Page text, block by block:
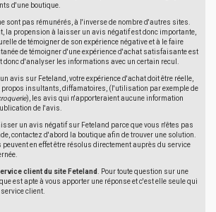
d'une boutique.
sont pas rémunérés, à l'inverse de nombre d'autres sites.
la propension à laisser un avis négatif est donc importante,
de témoigner de son expérience négative et à le faire
de témoigner d'une expérience d'achat satisfaisante est
donc d'analyser les informations avec un certain recul.
avis sur Feteland, votre expérience d'achat doit être réelle,
propos insultants, diffamatoires, (l'utilisation par exemple de
), les avis qui n'apporteraient aucune information
de l'avis.
un avis négatif sur Feteland parce que vous n'êtes pas
contactez d'abord la boutique afin de trouver une solution.
peuvent en effet être résolus directement auprès du service
client du site Feteland
. Pour toute question sur une
est apte à vous apporter une réponse et c'est elle seule qui
client.